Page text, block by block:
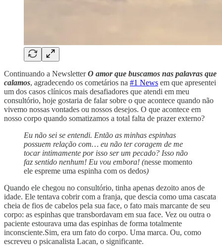
Continuando a NewsletterO amor que buscamos nas palavras que
calamos, agradecendo os cometários na #1 News em que apresentei
um dos casos clínicos mais desafiadores que atendi em meu
consultório, hoje gostaria de falar sobre o que acontece quando não
vivemo nossas vontades ou nossos desejos. O que acontece em
nosso corpo quando somatizamos a total falta de prazer externo?
Eu não sei se entendi. Então as minhas espinhas
possuem relação com… eu não ter coragem de me
tocar intimamente por isso ser um pecado? Isso não
faz sentido nenhum! Eu vou embora! (nesse momento
ele espreme uma espinha com os dedos)
Quando ele chegou no consultório, tinha apenas dezoito anos de
idade. Ele tentava cobrir com a franja, que descia como uma cascata
cheia de fios de cabelos pela sua face, o fato mais marcante de seu
corpo: as espinhas que transbordavam em sua face. Vez ou outra o
paciente estourava uma das espinhas de forma totalmente
inconsciente.Sim, era um fato do corpo. Uma marca. Ou, como
escreveu o psicanalista Lacan, o significante.